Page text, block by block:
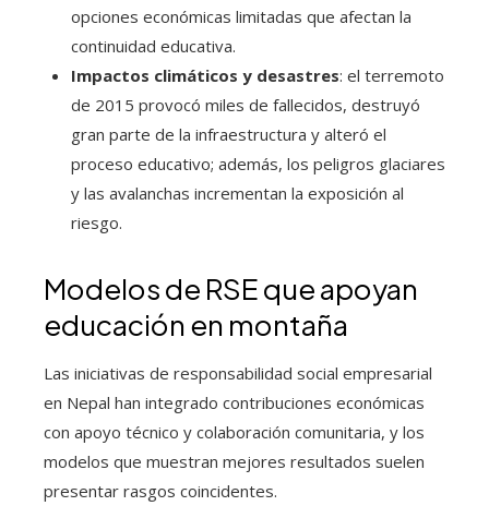
opciones económicas limitadas que afectan la
continuidad educativa.
Impactos climáticos y desastres: el terremoto
de 2015 provocó miles de fallecidos, destruyó
gran parte de la infraestructura y alteró el
proceso educativo; además, los peligros glaciares
y las avalanchas incrementan la exposición al
riesgo.
Modelos de RSE que apoyan
educación en montaña
Las iniciativas de responsabilidad social empresarial
en Nepal han integrado contribuciones económicas
con apoyo técnico y colaboración comunitaria, y los
modelos que muestran mejores resultados suelen
presentar rasgos coincidentes.